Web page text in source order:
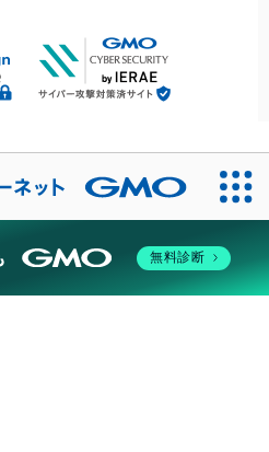
無料診断